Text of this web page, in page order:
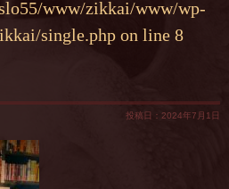
www/zikkai/www/wp-
single.php on line 8
投稿日：2024年7月1日